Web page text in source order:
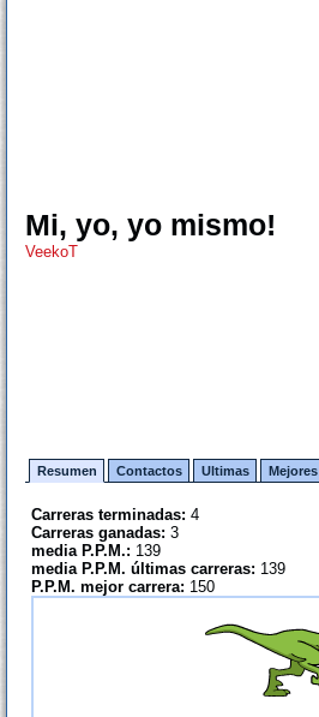
Mi, yo, yo mismo!
VeekoT
Resumen Contactos Ultimas Mejores
Carreras terminadas: 4
Carreras ganadas: 3
media P.P.M.: 139
media P.P.M. últimas carreras: 139
P.P.M. mejor carrera: 150